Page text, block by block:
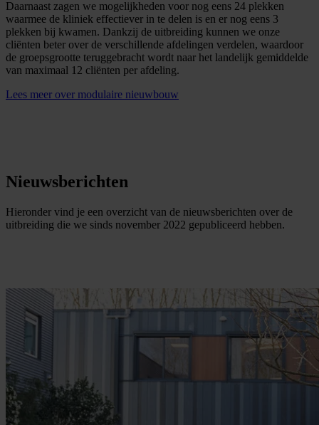
Daarnaast zagen we mogelijkheden voor nog eens 24 plekken
waarmee de kliniek effectiever in te delen is en er nog eens 3
plekken bij kwamen. Dankzij de uitbreiding kunnen we onze
cliënten beter over de verschillende afdelingen verdelen, waardoor
de groepsgrootte teruggebracht wordt naar het landelijk gemiddelde
van maximaal 12 cliënten per afdeling.
Lees meer over modulaire nieuwbouw
Nieuwsberichten
Hieronder vind je een overzicht van de nieuwsberichten over de
uitbreiding die we sinds november 2022 gepubliceerd hebben.